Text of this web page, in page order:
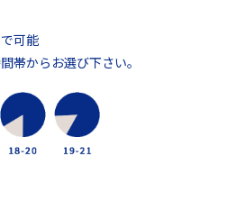
可能
帯からお選び下さい。